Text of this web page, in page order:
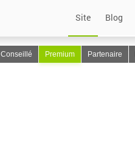
Site Blog
Conseillé Premium Partenaire